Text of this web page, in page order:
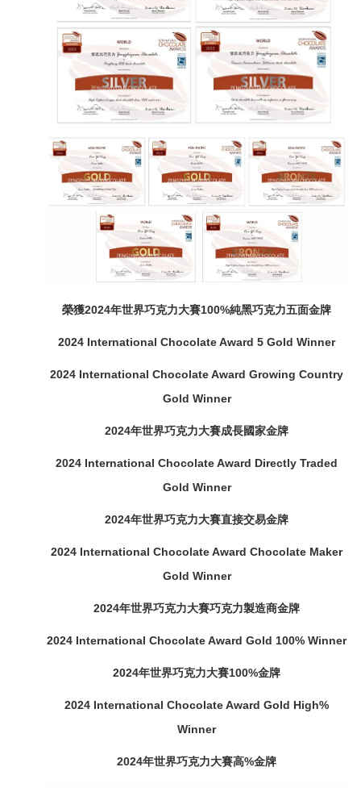
榮獲2024年世界巧克力大賽100%純黑巧克力五面金牌
2024 International Chocolate Award 5 Gold Winner
2024 International Chocolate Award Growing Country
Gold Winner
2024年世界巧克力大賽成長國家金牌
2024 International Chocolate Award Directly Traded
Gold Winner
2024年世界巧克力大賽直接交易金牌
2024 International Chocolate Award Chocolate Maker
Gold Winner
2024年世界巧克力大賽巧克力製造商金牌
2024 International Chocolate Award Gold 100% Winner
2024年世界巧克力大賽100%金牌
2024 International Chocolate Award Gold High%
Winner
2024年世界巧克力大賽高%金牌